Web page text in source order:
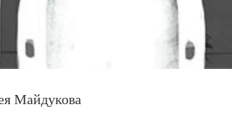
Майдукова